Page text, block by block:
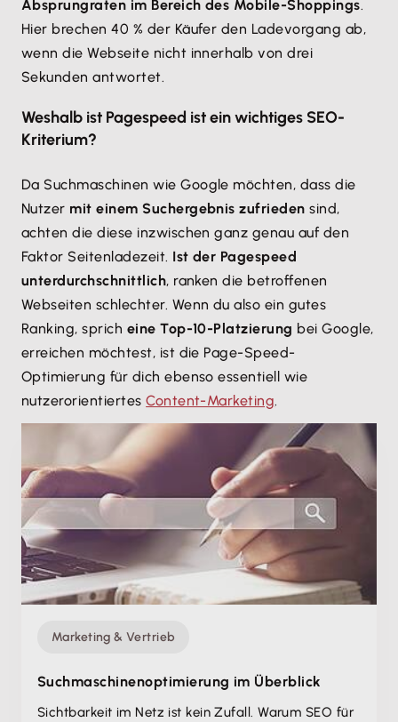
Absprungraten im Bereich des Mobile-Shoppings.
Hier brechen 40 % der Käufer den Ladevorgang ab,
wenn die Webseite nicht innerhalb von drei
Sekunden antwortet.
Weshalb ist Pagespeed ist ein wichtiges SEO-
Kriterium?
Da Suchmaschinen wie Google möchten, dass die
Nutzer mit einem Suchergebnis zufrieden sind,
achten die diese inzwischen ganz genau auf den
Faktor Seitenladezeit. Ist der Pagespeed
unterdurchschnittlich, ranken die betroffenen
Webseiten schlechter. Wenn du also ein gutes
Ranking, sprich eine Top-10-Platzierung bei Google,
erreichen möchtest, ist die Page-Speed-
Optimierung für dich ebenso essentiell wie
nutzerorientiertesContent-Marketing.
Marketing & Vertrieb
Suchmaschinen­optimierung im Überblick
Sichtbarkeit im Netz ist kein Zufall. Warum SEO für